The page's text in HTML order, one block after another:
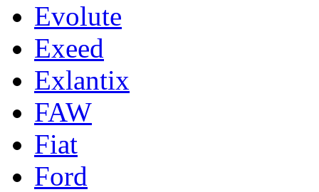
Evolute
Exeed
Exlantix
FAW
Fiat
Ford